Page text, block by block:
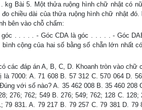
Bài 5. Một thửa ruộng hình chữ nhật có
chiều dài của thửa ruộng hình chữ nhật
bên vào chỗ chấm:
. . . . . - Góc CDA là góc . . . . . - Góc
cộng của hai số bằng số chẵn lớn nhất
các đáp án A, B, C, D. Khoanh tròn vào
7000: A. 71 608 B. 57 312 C. 570 064 D.
với số nào? A. 35 462 008 B. 35 460 208
276; 762; 549 B. 276; 549; 762; 128 C. 128;
79 831. A. 79 217 B. 79 257 C. 79 381 D.